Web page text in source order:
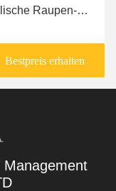
Raupen-
Bestpreis erhalten
Management